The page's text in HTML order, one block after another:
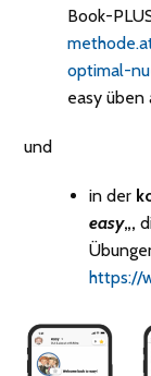
Book-
optimal-
easy üben
und
in der
easy„,
https://